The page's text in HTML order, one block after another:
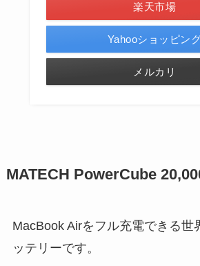
楽天市場
Yahooショッピン
メルカリ
MATECH PowerCube
MacBook Airをフル充電できる世
ッテリーです。